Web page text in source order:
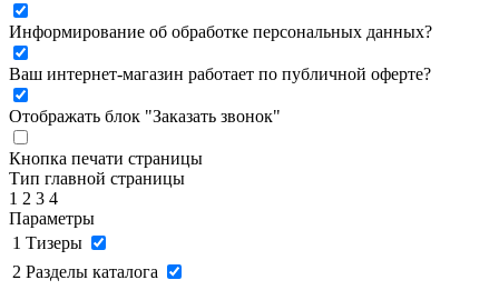
Информирование об обработке персональных данных?
Ваш интернет-магазин работает по публичной оферте?
Отображать блок "Заказать звонок"
Кнопка печати страницы
Тип главной страницы
1 2 3 4
Параметры
1 Тизеры
2 Разделы каталога